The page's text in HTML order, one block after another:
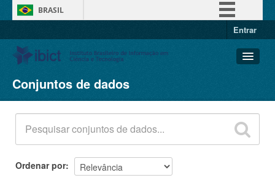
BRASIL
Entrar
Conjuntos de dados
Organizações
Grupos
Sobre
Conjuntos de dados
Ordenar por